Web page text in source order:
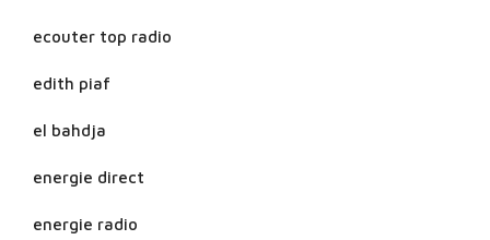
ecouter top radio
edith piaf
el bahdja
energie direct
energie radio